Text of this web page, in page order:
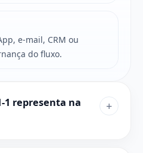
e-mail, CRM ou
do fluxo.
1 representa na
+